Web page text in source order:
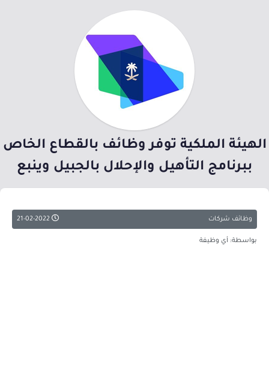
الهيئة الملكية توفر وظائف بالقطاع الخاص
ببرنامج التأهيل والإحلال بالجبيل وينبع
وظائف شركات
بواسطة: أي وظيفة